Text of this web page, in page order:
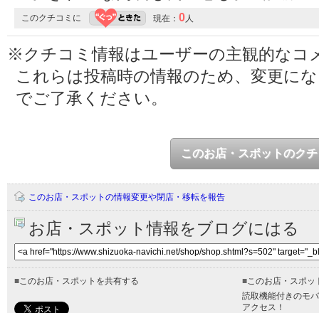
このクチコミに 現在： 0人
※クチコミ情報はユーザーの主観的なコ
これらは投稿時の情報のため、変更に
でご了承ください。
このお店・スポットのク
このお店・スポットの情報変更や閉店・移転を報告
お店・スポット情報をブログにはる
■このお店・スポットを共有する ■このお店・スポッ
読取機能付きのモ
アクセス！